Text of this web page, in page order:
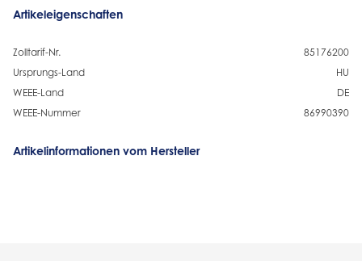
Artikeleigenschaften
Zolltarif-Nr.
85176200
Ursprungs-Land
HU
WEEE-Land
DE
WEEE-Nummer
86990390
Artikelinformationen vom Hersteller